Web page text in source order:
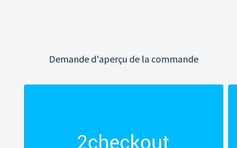
Demande d'aperçu de la commande